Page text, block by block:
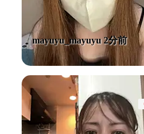
mayuyu_mayuyu 2分前